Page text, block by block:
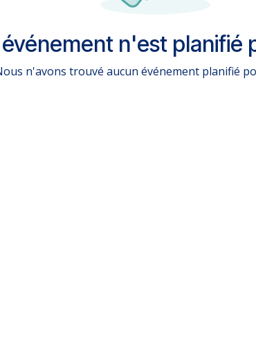
n'est planifié
n'avons trouvé aucun événement planifié